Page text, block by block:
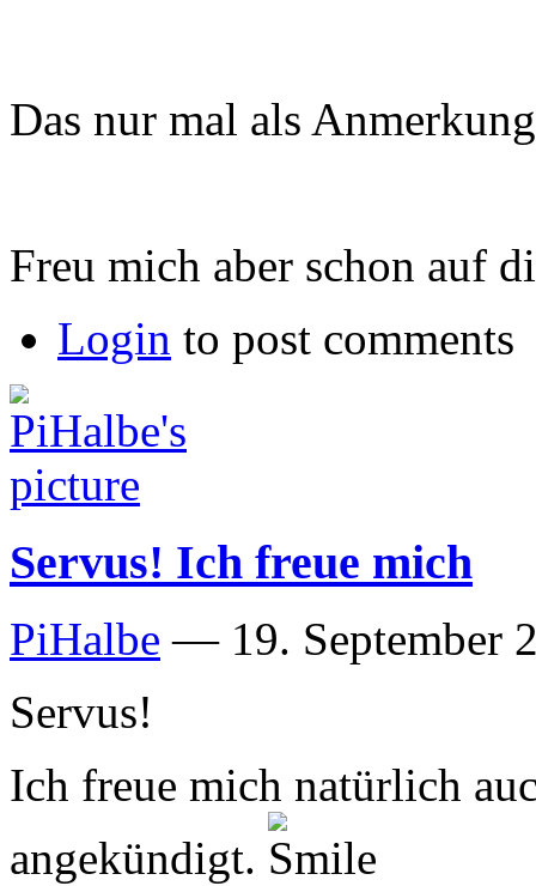
Das nur mal als
Freu mich aber schon auf
Login to post comments
Servus! Ich freue mich
PiHalbe — 19. September
Servus!
Ich freue mich natürlich
angekündigt.